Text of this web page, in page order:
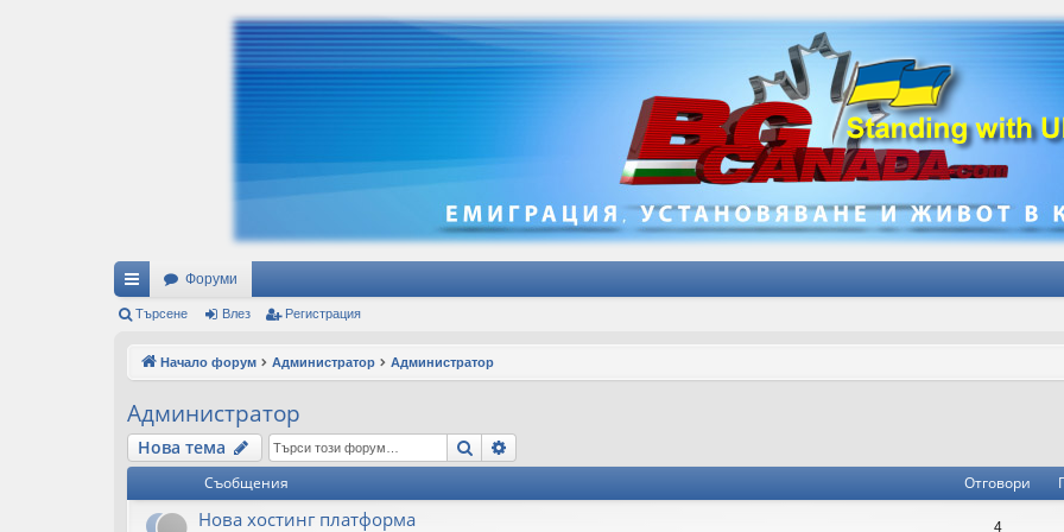
ъ
вр
ъз
Форуми
Търсене Влез Регистрация
Начало форум Администратор Администратор
Администратор
Нова тема Търсене
Съобщения Отговори
Нова хостинг платформа 4